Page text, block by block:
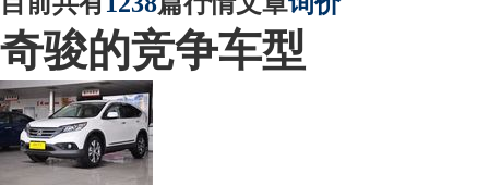
奇骏的竞争车型